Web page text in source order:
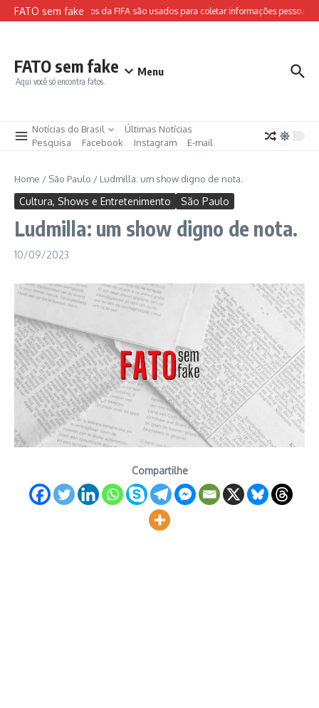
Ir para o conteúdo
FATO sem fakeSites falsos da FIFA são usados para coletar informações pessoais
FATO sem fake
Aqui você só encontra fatos.
Menu
Notícias do Brasil
Últimas Notícias
Pesquisa
Facebook Instagram E-mail
Home / São Paulo / Ludmilla: um show digno de nota.
Cultura, Shows e Entretenimento São Paulo
Ludmilla: um show digno de nota.
10/09/2023
Compartilhe